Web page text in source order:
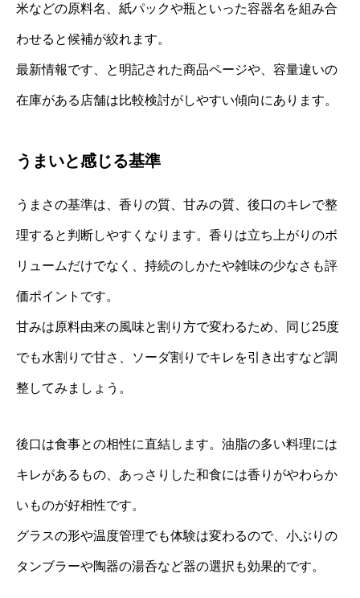
米などの原料名、紙パックや瓶といった容器名を組み合
わせると候補が絞れます。
最新情報です、と明記された商品ページや、容量違いの
在庫がある店舗は比較検討がしやすい傾向にあります。
うまいと感じる基準
うまさの基準は、香りの質、甘みの質、後口のキレで整
理すると判断しやすくなります。香りは立ち上がりのボ
リュームだけでなく、持続のしかたや雑味の少なさも評
価ポイントです。
甘みは原料由来の風味と割り方で変わるため、同じ25度
でも水割りで甘さ、ソーダ割りでキレを引き出すなど調
整してみましょう。
後口は食事との相性に直結します。油脂の多い料理には
キレがあるもの、あっさりした和食には香りがやわらか
いものが好相性です。
グラスの形や温度管理でも体験は変わるので、小ぶりの
タンブラーや陶器の湯呑など器の選択も効果的です。